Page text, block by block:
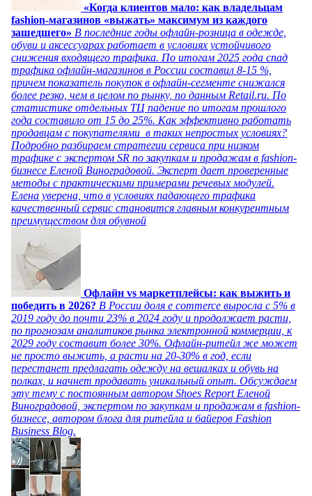
«Когда клиентов мало: как владельцам
fashion-магазинов «выжать» максимум из каждого
зашедшего» В последние годы офлайн-розница в одежде,
обуви и аксессуарах работает в условиях устойчивого
снижения входящего трафика. По итогам 2025 года спад
трафика офлайн-магазинов в России составил 8-15 %,
причем показатель покупок в офлайн-сегменте снижался
более резко, чем в целом по рынку, по данным Retail.ru. По
статистике отдельных ТЦ падение по итогам прошлого
года составило от 15 до 25%. Как эффективно работать
продавцам с покупателями в таких непростых условиях?
Подробно разбираем стратегии сервиса при низком
трафике с экспертом SR по закупкам и продажам в fashion-
бизнесе Еленой Виноградовой. Эксперт дает проверенные
методы с практическими примерами речевых модулей.
Елена уверена, что в условиях падающего трафика
качественный сервис становится главным конкурентным
преимуществом для обувной
Офлайн vs маркетплейсы: как выжить и
победить в 2026? В России доля e commerce выросла с 5% в
2019 году до почти 23% в 2024 году и продолжает расти,
по прогнозам аналитиков рынка электронной коммерции, к
2029 году составит более 30%. Офлайн-ритейл же может
не просто выжить, а расти на 20-30% в год, если
перестанет предлагать одежду на вешалках и обувь на
полках, и начнет продавать уникальный опыт. Обсуждаем
эту тему с постоянным автором Shoes Report Еленой
Виноградовой, экспертом по закупкам и продажам в fashion-
бизнесе, автором блога для ритейла и байеров Fashion
Business Blog.